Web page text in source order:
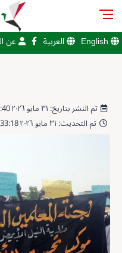
English العربية عن
تم النشر بتاريخ: ٣١ مايو ٢٠٢٦ 17:30:40
تم التحديث: ٣١ مايو ٢٠٢٦ 17:33:18